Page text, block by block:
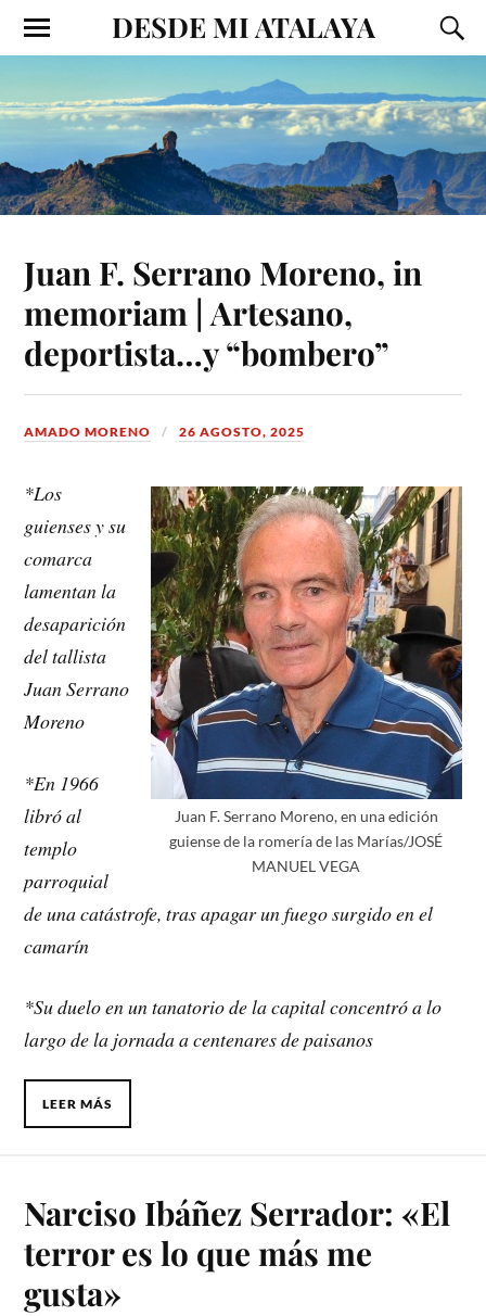
DESDE MI ATALAYA
Juan F. Serrano Moreno, in
memoriam | Artesano,
deportista…y “bombero”
AMADO MORENO 26 AGOSTO, 2025
Juan F. Serrano Moreno, en una edición
guiense de la romería de las Marías/JOSÉ
MANUEL VEGA
*Los
guienses y su
comarca
lamentan la
desaparición
del tallista
Juan Serrano
Moreno
*En 1966
libró al
templo
parroquial
de una catástrofe, tras apagar un fuego surgido en el
camarín
*Su duelo en un tanatorio de la capital concentró a lo
largo de la jornada a centenares de paisanos
LEER MÁS
Narciso Ibáñez Serrador: «El
terror es lo que más me
gusta»